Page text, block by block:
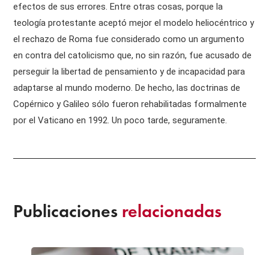
efectos de sus errores. Entre otras cosas, porque la
teología protestante aceptó mejor el modelo heliocéntrico y
el rechazo de Roma fue considerado como un argumento
en contra del catolicismo que, no sin razón, fue acusado de
perseguir la libertad de pensamiento y de incapacidad para
adaptarse al mundo moderno. De hecho, las doctrinas de
Copérnico y Galileo sólo fueron rehabilitadas formalmente
por el Vaticano en 1992. Un poco tarde, seguramente.
Publicaciones relacionadas